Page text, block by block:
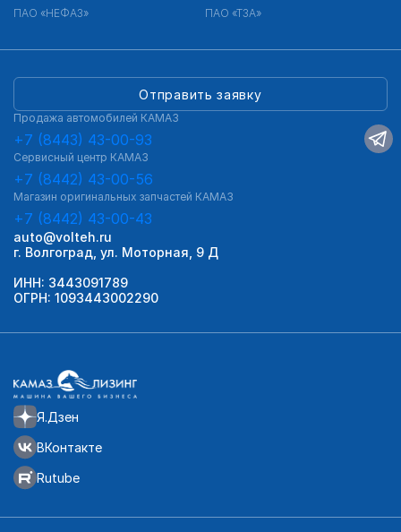
Я.Дзен
ВКонтакте
Rutube
Отправить заявку
Продажа автомобилей КАМАЗ
+7 (8443) 43-00-93
Сервисный центр КАМАЗ
+7 (8442) 43-00-56
Магазин оригинальных запчастей КАМАЗ
+7 (8442) 43-00-43
auto@volteh.ru
г. Волгоград, ул. Моторная, 9 Д
ИНН: 3443091789
ОГРН: 1093443002290
ПАО «НЕФАЗ» ПАО «ТЗА»